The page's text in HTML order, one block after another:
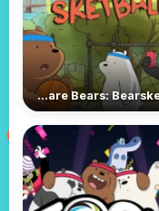
We Bare Bears: Bearsketball